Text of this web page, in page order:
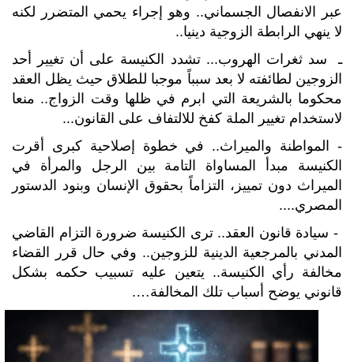
عبر الانفصال الجسماني.. وهو إجراء يحمي المتضرر لكنه
لا ينهي الرابطة الزوجية دينيا..
ـ سد ثغرات الهروب... تشدد الكنيسة على أن تغيير أحد
الزوجين لطائفته لا بعد سبباً موجبا للطلاق حيث يظل العقد
محكوما بالشريعة التي ابرم في ظلها وقت الزواج.. منعا
لاستخدام تغيير الملة كفخ للالتفاف على القانون...
- المواطنة والميراث.. في خطوة إصلاحية كبرى أقرت
الكنيسة مبدأ المساواة التامة بين الرجل والمرأة في
الميراث دون تمييز، التزاماً بحقوق الإنسان وبنود الدستور
المصري....
- سيادة قانون العقد.. ترى الكنيسة ضرورة التزام القاضي
المدني بالمرجعية الدينية للزوجين.. وفي حال قرر القضاء
مخالفة رأي الكنيسة.. يتعين عليه تسبيب حكمه بشكل
قانوني يوضح أسباب تلك المخالفة….